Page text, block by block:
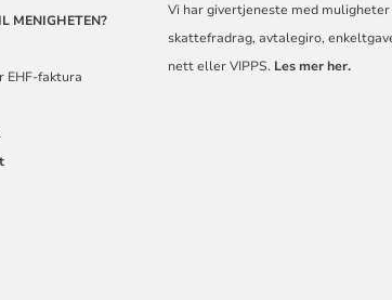
MENIGHETEN?
EHF-faktura
Vi har givertjeneste med
skattefradrag, avtalegiro,
nett eller VIPPS. Les mer her.